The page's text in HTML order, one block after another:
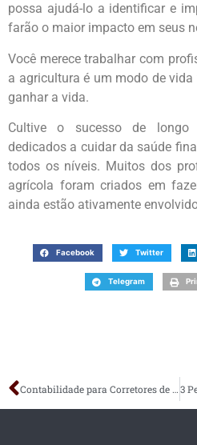
possa ajudá-lo a identificar e
farão o maior impacto em seus
Você merece trabalhar com
a agricultura é um modo de
ganhar a vida.
Cultive o sucesso de longo
dedicados a cuidar da saúde
todos os níveis. Muitos dos
agrícola foram criados em
ainda estão ativamente
Facebook Twitter
Telegram
Contabilidade para Corretores de Imóveis